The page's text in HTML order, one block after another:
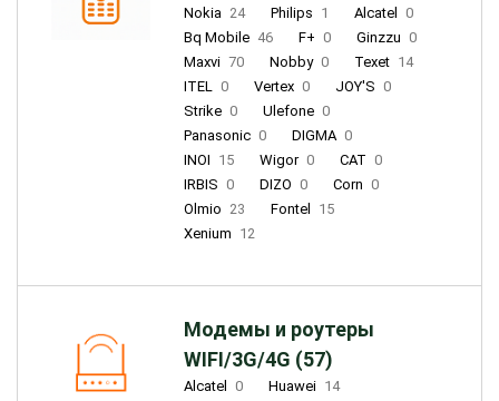
Nokia 24 Philips 1 Alcatel
0
Bq Mobile 46 F+ 0 Ginzzu 0
Maxvi 70 Nobby 0 Texet 14
ITEL 0 Vertex 0 JOY'S 0
Strike 0 Ulefone 0
Panasonic 0 DIGMA 0
INOI 15 Wigor 0 CAT 0
IRBIS 0 DIZO 0 Corn 0
Olmio 23 Fontel
15
Xenium 12
Модемы и роутеры
WIFI/3G/4G (57)
Alcatel 0 Huawei 14